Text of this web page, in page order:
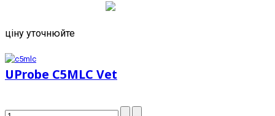
ціну уточнюйте
UProbe C5MLC Vet